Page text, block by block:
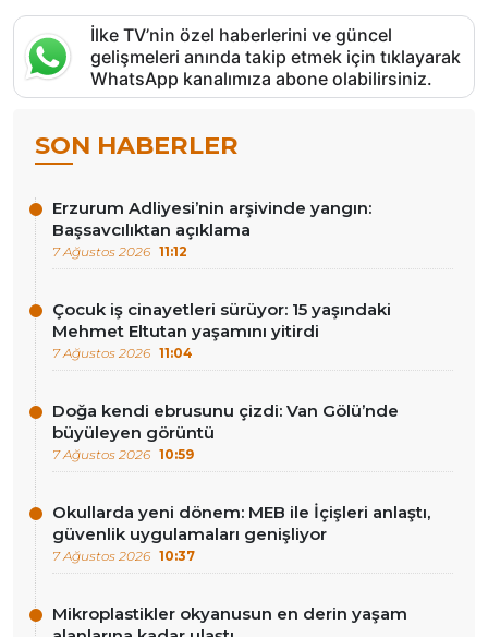
İlke TV’nin özel haberlerini ve güncel
gelişmeleri anında takip etmek için tıklayarak
WhatsApp kanalımıza abone olabilirsiniz.
SON HABERLER
Erzurum Adliyesi’nin arşivinde yangın:
Başsavcılıktan açıklama
7 Ağustos 2026 11:12
Çocuk iş cinayetleri sürüyor: 15 yaşındaki
Mehmet Eltutan yaşamını yitirdi
7 Ağustos 2026 11:04
Doğa kendi ebrusunu çizdi: Van Gölü’nde
büyüleyen görüntü
7 Ağustos 2026 10:59
Okullarda yeni dönem: MEB ile İçişleri anlaştı,
güvenlik uygulamaları genişliyor
7 Ağustos 2026 10:37
Mikroplastikler okyanusun en derin yaşam